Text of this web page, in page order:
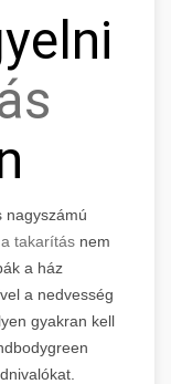
nagyszámú
takarítás nem
a ház
a nedvesség
gyakran kell